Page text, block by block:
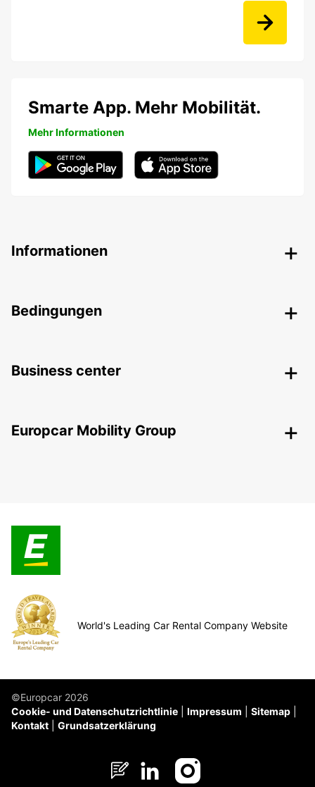
Smarte App. Mehr Mobilität.
Mehr Informationen
Informationen
Bedingungen
Business center
Europcar Mobility Group
World's Leading Car Rental Company Website
©Europcar 2026
Cookie- und Datenschutzrichtlinie
Impressum
Sitemap
Kontakt
Grundsatzerklärung